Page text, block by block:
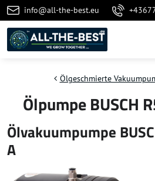
info@all-the-best.eu
Ölgeschmierte
Ölpumpe BUSCH
Ölvakuumpumpe
A